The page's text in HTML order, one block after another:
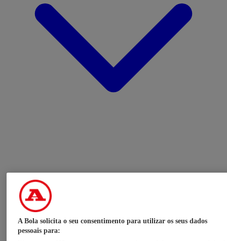
A Bola solicita o seu consentimento para utilizar os seus dados
pessoais para: